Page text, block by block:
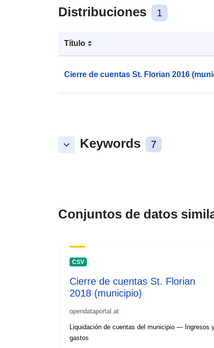
Distribuciones 1
Título
Cierre de cuentas St. Florian 2016
keyboard_arrow_down Keywords 7
Conjuntos de datos
CSV
Cierre de cuentas St. Florian
2018 (municipio)
opendataportal.at
Liquidación de cuentas del municipio — Ingresos
gastos